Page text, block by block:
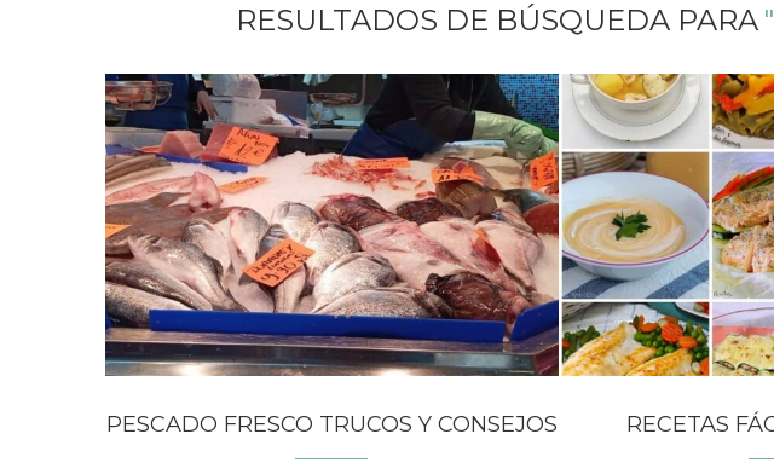
RESULTADOS DE BÚSQUEDA PARA
PESCADO FRESCO TRUCOS Y CONSEJOS RECETAS